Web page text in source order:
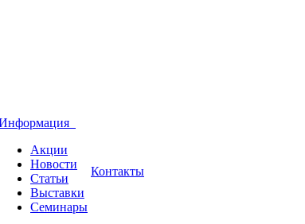
Акции
Новости
Статьи
Выставки
Семинары
Контакты